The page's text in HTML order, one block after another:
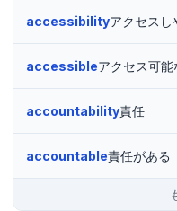
accessibilityアクセスし
accessibleアクセス可能
accountability責任
accountable責任がある